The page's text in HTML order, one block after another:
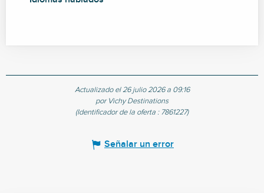
Actualizado el 26 julio 2026 a 09:16
por Vichy Destinations
(Identificador de la oferta : 7861227)
Señalar un error